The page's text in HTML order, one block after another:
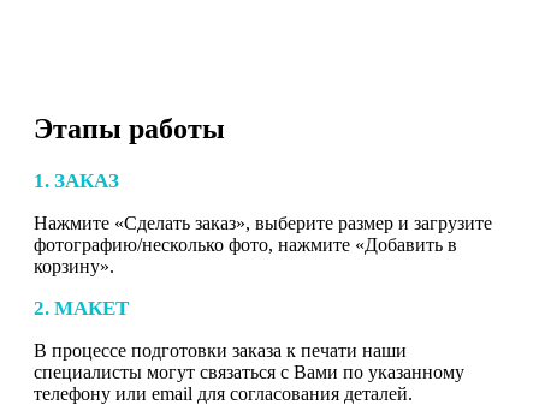
Этапы работы
1. ЗАКАЗ
Нажмите «Сделать заказ», выберите размер и загрузите
фотографию/несколько фото, нажмите «Добавить в
корзину».
2. МАКЕТ
В процессе подготовки заказа к печати наши
специалисты могут связаться с Вами по указанному
телефону или email для согласования деталей.